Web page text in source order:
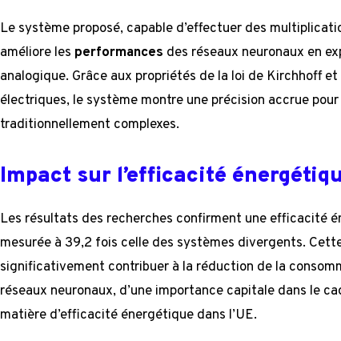
Le système proposé, capable d’effectuer des
améliore les performances des réseaux neuronaux en
analogique. Grâce aux propriétés de la loi de Kirchhoff
électriques, le système montre une précision accrue
traditionnellement complexes.
Impact sur l’efficacité
Les résultats des recherches confirment une efficacité
mesurée à 39,2 fois celle des systèmes divergents.
significativement contribuer à la réduction de la
réseaux neuronaux, d’une importance capitale dans le
matière d’efficacité énergétique dans l’UE.